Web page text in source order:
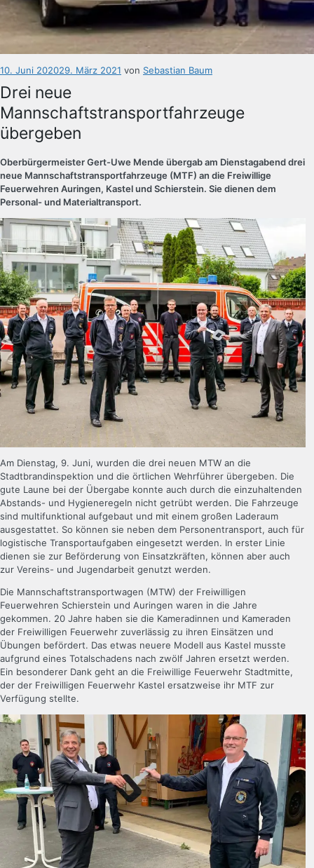
Veröffentlicht
10. Juni 202029. März 2021 von Sebastian Baum
Drei neue
Mannschaftstransportfahrzeuge
übergeben
Oberbürgermeister Gert-Uwe Mende übergab am Dienstagabend drei
neue Mannschaftstransportfahrzeuge (MTF) an die Freiwillige
Feuerwehren Auringen, Kastel und Schierstein. Sie dienen dem
Personal- und Materialtransport.
Am Dienstag, 9. Juni, wurden die drei neuen MTW an die
Stadtbrandinspektion und die örtlichen Wehrführer übergeben. Die
gute Laune bei der Übergabe konnte auch durch die einzuhaltenden
Abstands- und Hygieneregeln nicht getrübt werden. Die Fahrzeuge
sind multifunktional aufgebaut und mit einem großen Laderaum
ausgestattet. So können sie neben dem Personentransport, auch für
logistische Transportaufgaben eingesetzt werden. In erster Linie
dienen sie zur Beförderung von Einsatzkräften, können aber auch
zur Vereins- und Jugendarbeit genutzt werden.
Die Mannschaftstransportwagen (MTW) der Freiwilligen
Feuerwehren Schierstein und Auringen waren in die Jahre
gekommen. 20 Jahre haben sie die Kameradinnen und Kameraden
der Freiwilligen Feuerwehr zuverlässig zu ihren Einsätzen und
Übungen befördert. Das etwas neuere Modell aus Kastel musste
aufgrund eines Totalschadens nach zwölf Jahren ersetzt werden.
Ein besonderer Dank geht an die Freiwillige Feuerwehr Stadtmitte,
der der Freiwilligen Feuerwehr Kastel ersatzweise ihr MTF zur
Verfügung stellte.